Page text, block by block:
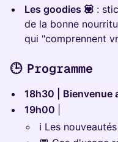
Les goodies 💟 :
de la bonne
qui "comprennent
🕒 Programme
18h30 | Bienvenue
19h00
ℹ️ Les